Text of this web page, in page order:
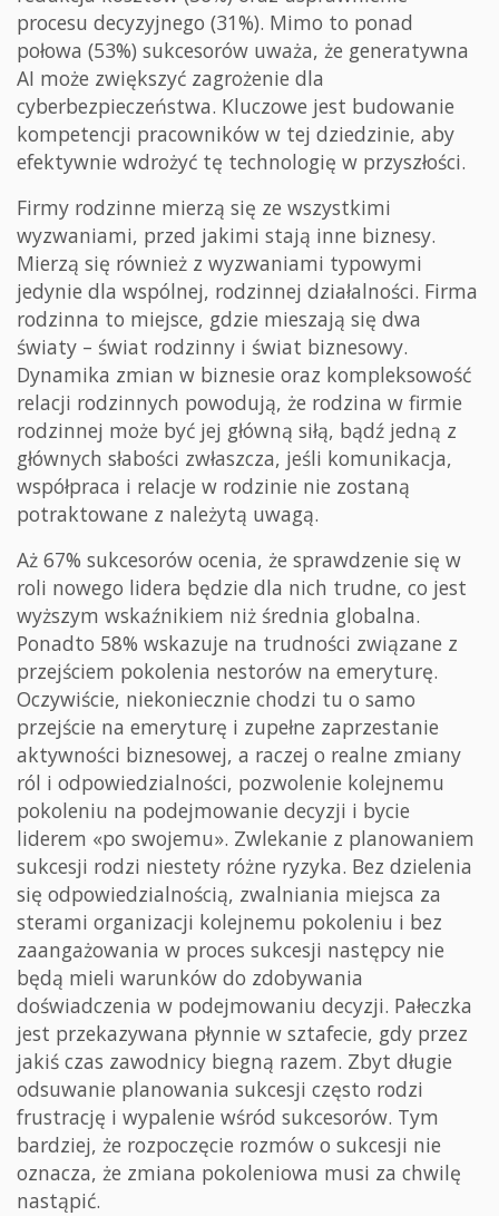
procesu decyzyjnego (31%). Mimo to ponad
połowa (53%) sukcesorów uważa, że generatywna
AI może zwiększyć zagrożenie dla
cyberbezpieczeństwa. Kluczowe jest budowanie
kompetencji pracowników w tej dziedzinie, aby
efektywnie wdrożyć tę technologię w przyszłości.
Firmy rodzinne mierzą się ze wszystkimi
wyzwaniami, przed jakimi stają inne biznesy.
Mierzą się również z wyzwaniami typowymi
jedynie dla wspólnej, rodzinnej działalności. Firma
rodzinna to miejsce, gdzie mieszają się dwa
światy – świat rodzinny i świat biznesowy.
Dynamika zmian w biznesie oraz kompleksowość
relacji rodzinnych powodują, że rodzina w firmie
rodzinnej może być jej główną siłą, bądź jedną z
głównych słabości zwłaszcza, jeśli komunikacja,
współpraca i relacje w rodzinie nie zostaną
potraktowane z należytą uwagą.
Aż 67% sukcesorów ocenia, że sprawdzenie się w
roli nowego lidera będzie dla nich trudne, co jest
wyższym wskaźnikiem niż średnia globalna.
Ponadto 58% wskazuje na trudności związane z
przejściem pokolenia nestorów na emeryturę.
Oczywiście, niekoniecznie chodzi tu o samo
przejście na emeryturę i zupełne zaprzestanie
aktywności biznesowej, a raczej o realne zmiany
ról i odpowiedzialności, pozwolenie kolejnemu
pokoleniu na podejmowanie decyzji i bycie
liderem «po swojemu». Zwlekanie z planowaniem
sukcesji rodzi niestety różne ryzyka. Bez dzielenia
się odpowiedzialnością, zwalniania miejsca za
sterami organizacji kolejnemu pokoleniu i bez
zaangażowania w proces sukcesji następcy nie
będą mieli warunków do zdobywania
doświadczenia w podejmowaniu decyzji. Pałeczka
jest przekazywana płynnie w sztafecie, gdy przez
jakiś czas zawodnicy biegną razem. Zbyt długie
odsuwanie planowania sukcesji często rodzi
frustrację i wypalenie wśród sukcesorów. Tym
bardziej, że rozpoczęcie rozmów o sukcesji nie
oznacza, że zmiana pokoleniowa musi za chwilę
nastąpić.